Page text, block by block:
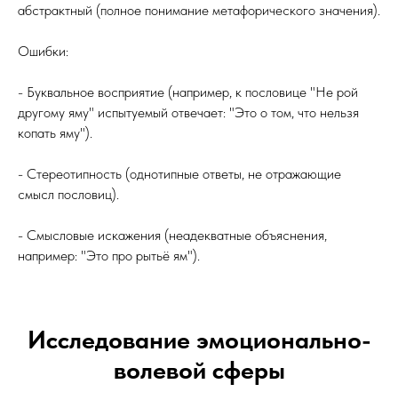
абстрактный (полное понимание метафорического значения).
Ошибки:
- Буквальное восприятие (например, к пословице "Не рой
другому яму" испытуемый отвечает: "Это о том, что нельзя
копать яму").
- Стереотипность (однотипные ответы, не отражающие
смысл пословиц).
- Смысловые искажения (неадекватные объяснения,
например: "Это про рытьё ям").
Исследование эмоционально-
волевой сферы